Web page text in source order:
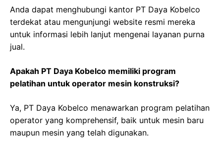
Anda dapat menghubungi kantor PT Daya Kobelco
terdekat atau mengunjungi website resmi mereka
untuk informasi lebih lanjut mengenai layanan purna
jual.
Apakah PT Daya Kobelco memiliki program
pelatihan untuk operator mesin konstruksi?
Ya, PT Daya Kobelco menawarkan program pelatihan
operator yang komprehensif, baik untuk mesin baru
maupun mesin yang telah digunakan.